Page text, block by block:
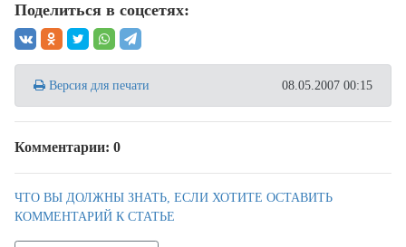
Поделиться в соцсетях:
Версия для печати 08.05.2007 00:15
Комментарии: 0
ЧТО ВЫ ДОЛЖНЫ ЗНАТЬ, ЕСЛИ ХОТИТЕ ОСТАВИТЬ
КОММЕНТАРИЙ К СТАТЬЕ